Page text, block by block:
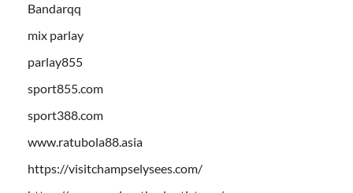
Bandarqq
mix parlay
parlay855
sport855.com
sport388.com
www.ratubola88.asia
https://visitchampselysees.com/